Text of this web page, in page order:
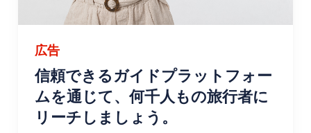
広告
信頼できるガイドプラットフォー
ムを通じて、何千人もの旅行者に
リーチしましょう。